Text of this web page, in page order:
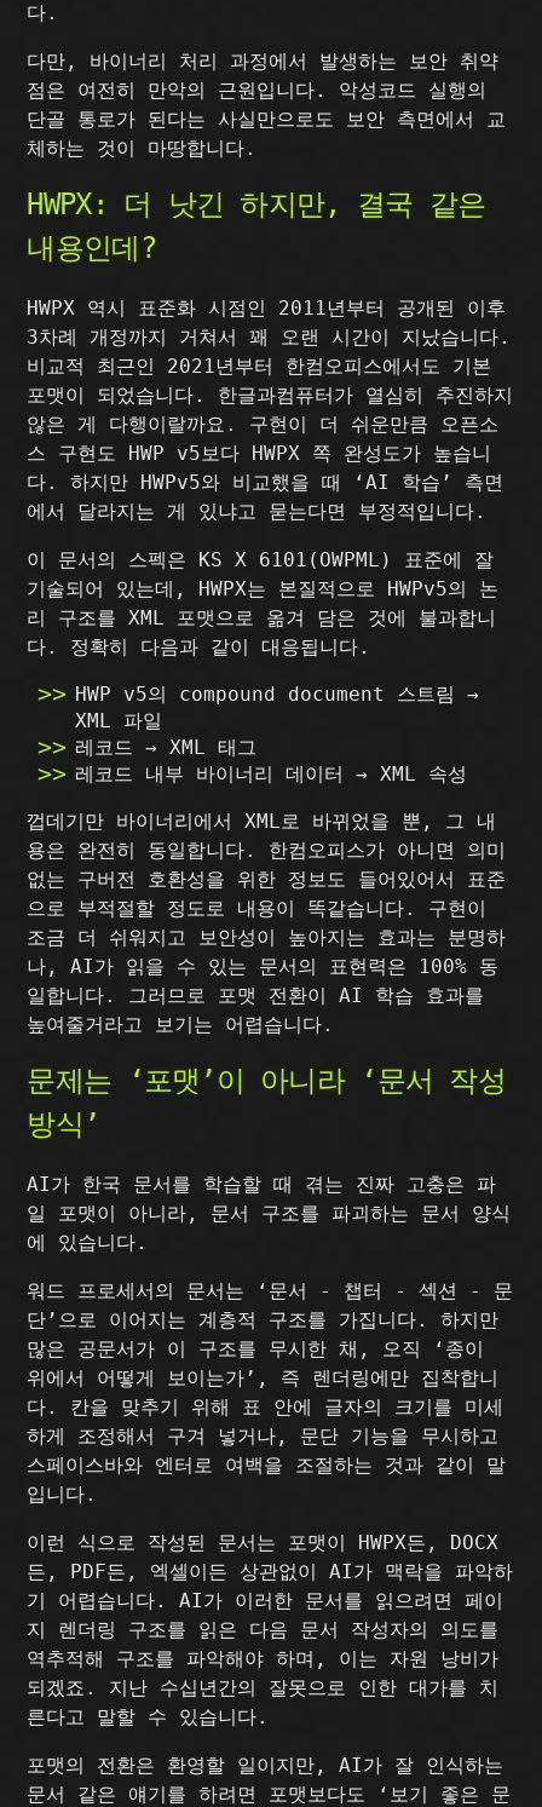
다.
다만, 바이너리 처리 과정에서 발생하는 보안 취약
점은 여전히 만악의 근원입니다. 악성코드 실행의
단골 통로가 된다는 사실만으로도 보안 측면에서 교
체하는 것이 마땅합니다.
HWPX: 더 낫긴 하지만, 결국 같은
내용인데?
HWPX 역시 표준화 시점인 2011년부터 공개된 이후
3차례 개정까지 거쳐서 꽤 오랜 시간이 지났습니다.
비교적 최근인 2021년부터 한컴오피스에서도 기본
포맷이 되었습니다. 한글과컴퓨터가 열심히 추진하지
않은 게 다행이랄까요. 구현이 더 쉬운만큼 오픈소
스 구현도 HWP v5보다 HWPX 쪽 완성도가 높습니
다. 하지만 HWPv5와 비교했을 때 ‘AI 학습’ 측면
에서 달라지는 게 있냐고 묻는다면 부정적입니다.
이 문서의 스펙은 KS X 6101(OWPML) 표준에 잘
기술되어 있는데, HWPX는 본질적으로 HWPv5의 논
리 구조를 XML 포맷으로 옮겨 담은 것에 불과합니
다. 정확히 다음과 같이 대응됩니다.
HWP v5의 compound document 스트림 →
XML 파일
레코드 → XML 태그
레코드 내부 바이너리 데이터 → XML 속성
껍데기만 바이너리에서 XML로 바뀌었을 뿐, 그 내
용은 완전히 동일합니다. 한컴오피스가 아니면 의미
없는 구버전 호환성을 위한 정보도 들어있어서 표준
으로 부적절할 정도로 내용이 똑같습니다. 구현이
조금 더 쉬워지고 보안성이 높아지는 효과는 분명하
나, AI가 읽을 수 있는 문서의 표현력은 100% 동
일합니다. 그러므로 포맷 전환이 AI 학습 효과를
높여줄거라고 보기는 어렵습니다.
문제는 ‘포맷’이 아니라 ‘문서 작성
방식’
AI가 한국 문서를 학습할 때 겪는 진짜 고충은 파
일 포맷이 아니라, 문서 구조를 파괴하는 문서 양식
에 있습니다.
워드 프로세서의 문서는 ‘문서 - 챕터 - 섹션 - 문
단’으로 이어지는 계층적 구조를 가집니다. 하지만
많은 공문서가 이 구조를 무시한 채, 오직 ‘종이
위에서 어떻게 보이는가’, 즉 렌더링에만 집착합니
다. 칸을 맞추기 위해 표 안에 글자의 크기를 미세
하게 조정해서 구겨 넣거나, 문단 기능을 무시하고
스페이스바와 엔터로 여백을 조절하는 것과 같이 말
입니다.
이런 식으로 작성된 문서는 포맷이 HWPX든, DOCX
든, PDF든, 엑셀이든 상관없이 AI가 맥락을 파악하
기 어렵습니다. AI가 이러한 문서를 읽으려면 페이
지 렌더링 구조를 읽은 다음 문서 작성자의 의도를
역추적해 구조를 파악해야 하며, 이는 자원 낭비가
되겠죠. 지난 수십년간의 잘못으로 인한 대가를 치
른다고 말할 수 있습니다.
포맷의 전환은 환영할 일이지만, AI가 잘 인식하는
문서 같은 얘기를 하려면 포맷보다도 ‘보기 좋은 문